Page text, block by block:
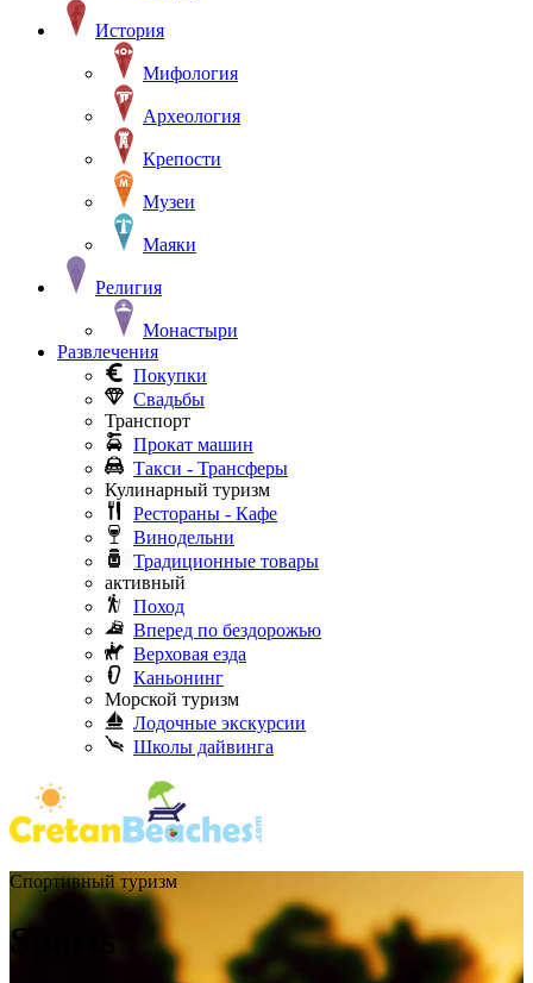
История
Мифология
Археология
Крепости
Музеи
Маяки
Религия
Монастыри
Развлечения
Покупки
Свадьбы
Транспорт
Прокат машин
Такси - Трансферы
Кулинарный туризм
Рестораны - Кафе
Винодельни
Традиционные товары
активный
Поход
Вперед по бездорожью
Верховая езда
Каньонинг
Морской туризм
Лодочные экскурсии
Школы дайвинга
Спортивный туризм
Sports